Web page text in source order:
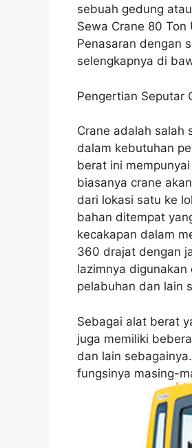
sebuah gedung
Sewa Crane 80
Penasaran dengan
selengkapnya di
Pengertian Seputar
Crane adalah salah
dalam kebutuhan
berat ini
biasanya crane
dari lokasi satu ke
bahan ditempat
kecakapan dalam
360 drajat dengan
lazimnya
pelabuhan dan lain
Sebagai alat berat
juga memiliki
dan lain
fungsinya masing-